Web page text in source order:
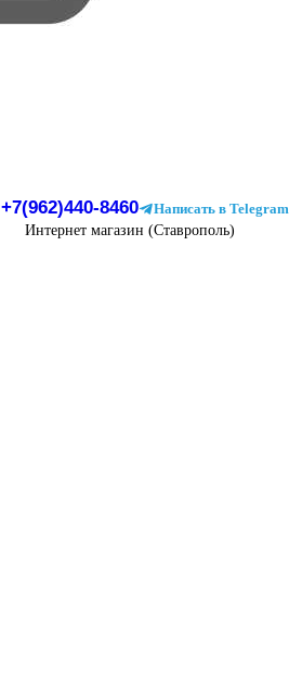
+7(962)440-8460
Написать в Telegram
Интернет магазин (Ставрополь)